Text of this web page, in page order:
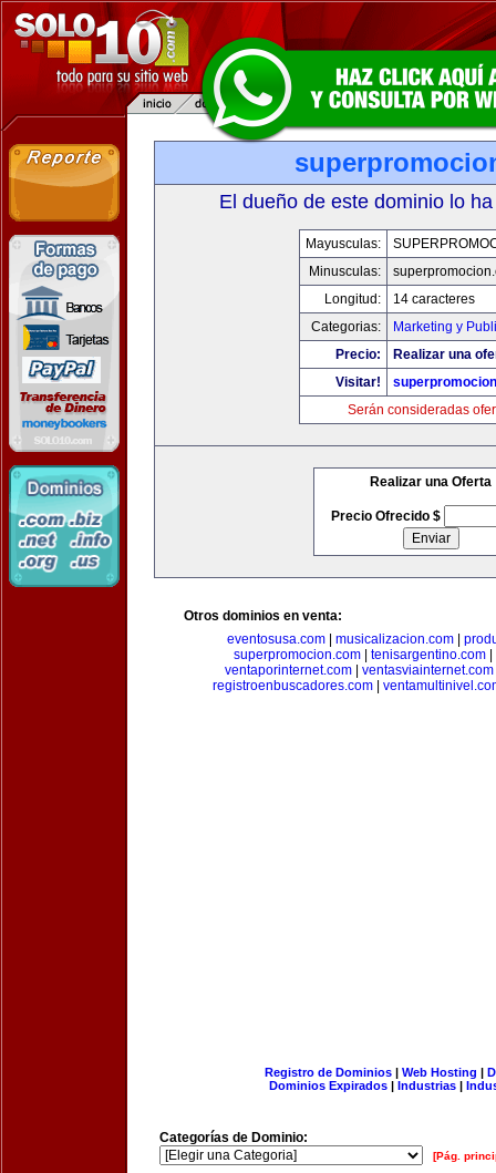
El dueño de este dominio lo
Mayusculas:
Minusculas:
Longitud:
14 caracteres
Categorias:
Marketing y
Precio:
Realizar una
Visitar!
Serán consideradas
Realizar una Oferta
Precio Ofrecido $
Otros dominios en venta:
eventosusa.com| musicalizacion.com|
superpromocion.com
tenisargentino.com
ventaporinternet.com
ventasviainternet.com
registroenbuscadores.com
Registro de Dominios| Web Hosting |
Dominios Expirados | Industrias |
Categorías de Dominio:
[Pág.